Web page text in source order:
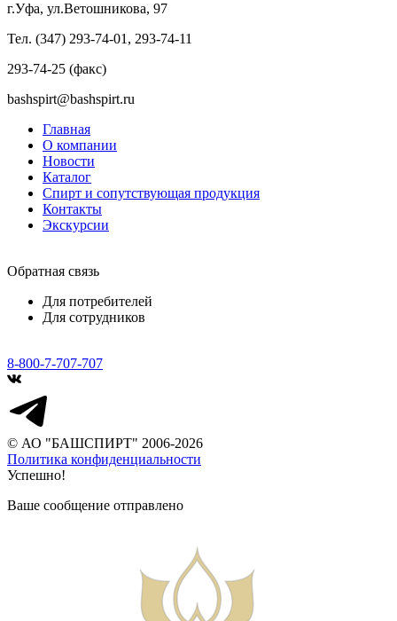
г.Уфа, ул.Ветошникова, 97
Тел. (347) 293-74-01, 293-74-11
293-74-25 (факс)
bashspirt@bashspirt.ru
Главная
О компании
Новости
Каталог
Спирт и сопутствующая продукция
Контакты
Экскурсии
Обратная связь
Для потребителей
Для сотрудников
8-800-7-707-707
© АО "БАШСПИРТ" 2006-2026
Политика конфиденциальности
Успешно!
Ваше сообщение отправлено